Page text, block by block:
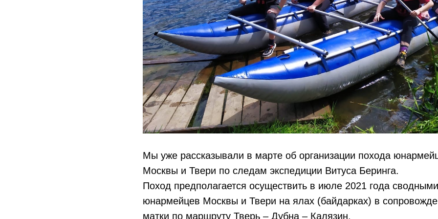
Мы уже рассказывали в марте об организации похода
Москвы и Твери по следам экспедиции Витуса Беринга.
Поход предполагается осуществить в июле 2021 года
юнармейцев Москвы и Твери на ялах (байдарках) в
матки по маршруту Тверь – Дубна – Калязин.